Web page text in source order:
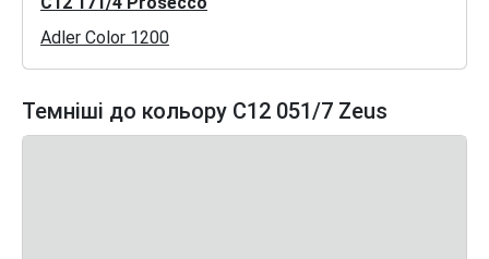
Adler Color 1200
Темніші до кольору C12 051/7 Zeus